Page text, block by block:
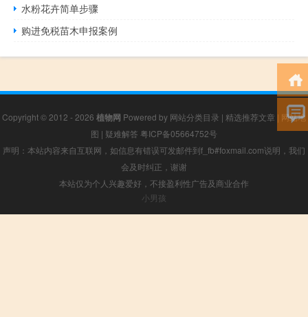
水粉花卉简单步骤
购进免税苗木申报案例
Copyright © 2012 - 2026 植物网 Powered by 网站分类目录 | 精选推荐文章 | 网站地
图 | 疑难解答 粤ICP备05664752号
声明：本站内容来自互联网，如信息有错误可发邮件到f_fb#foxmail.com说明，我们
会及时纠正，谢谢
本站仅为个人兴趣爱好，不接盈利性广告及商业合作
小男孩